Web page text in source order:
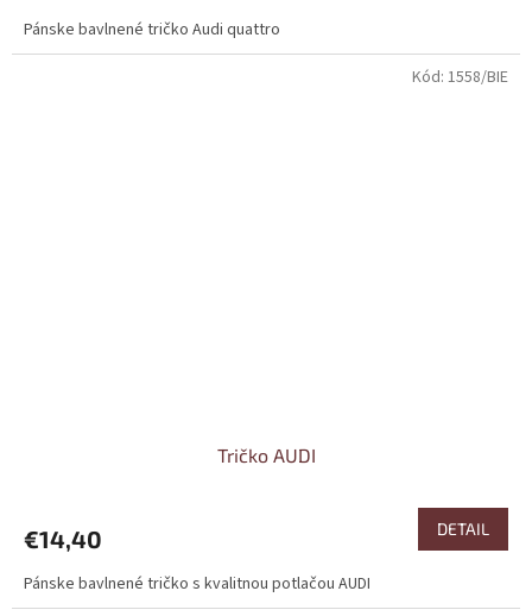
Pánske bavlnené tričko Audi quattro
Tričko AUDI
€14,40 DETAIL
Pánske bavlnené tričko s kvalitnou potlačou AUDI
Kód: 1558/BIE